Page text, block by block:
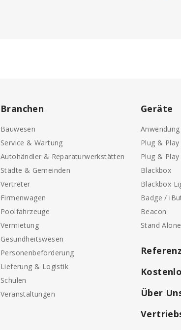
Branchen
Bauwesen
Service & Wartung
Autohändler & Reparaturwerkstätten
Städte & Gemeinden
Vertreter
Firmenwagen
Poolfahrzeuge
Vermietung
Gesundheitswesen
Personenbeförderung
Lieferung & Logistik
Schulen
Veranstaltungen
Geräte
Anwendung
Plug & Play
Plug &
Blackbox
Blackbox
Badge /
Beacon
Stand Alone
Über